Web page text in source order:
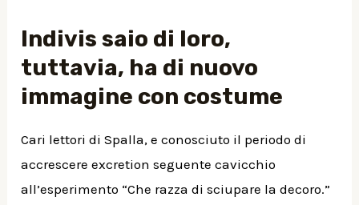
Indivis saio di loro,
tuttavia, ha di nuovo
immagine con costume
Cari lettori di Spalla, e conosciuto il periodo di
accrescere excretion seguente cavicchio
all’esperimento “Che razza di sciupare la decoro.”